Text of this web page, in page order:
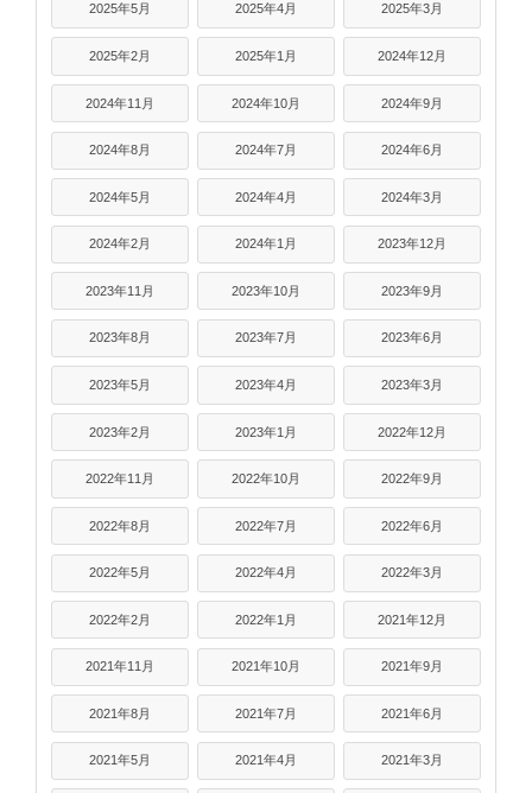
2025年5月 2025年4月 2025年3月
2025年2月 2025年1月 2024年12月
2024年11月 2024年10月 2024年9月
2024年8月 2024年7月 2024年6月
2024年5月 2024年4月 2024年3月
2024年2月 2024年1月 2023年12月
2023年11月 2023年10月 2023年9月
2023年8月 2023年7月 2023年6月
2023年5月 2023年4月 2023年3月
2023年2月 2023年1月 2022年12月
2022年11月 2022年10月 2022年9月
2022年8月 2022年7月 2022年6月
2022年5月 2022年4月 2022年3月
2022年2月 2022年1月 2021年12月
2021年11月 2021年10月 2021年9月
2021年8月 2021年7月 2021年6月
2021年5月 2021年4月 2021年3月